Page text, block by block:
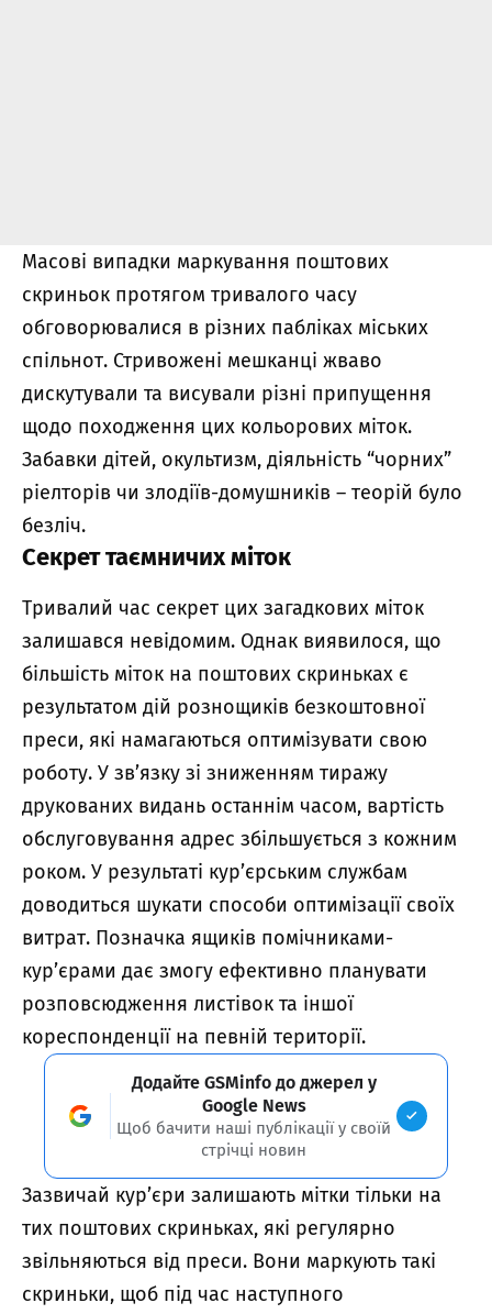
Масові випадки маркування поштових
скриньок протягом тривалого часу
обговорювалися в різних пабліках міських
спільнот. Стривожені мешканці жваво
дискутували та висували різні припущення
щодо походження цих кольорових міток.
Забавки дітей, окультизм, діяльність “чорних”
ріелторів чи злодіїв-домушників – теорій було
безліч.
Секрет таємничих міток
Тривалий час секрет цих загадкових міток
залишався невідомим. Однак виявилося, що
більшість міток на поштових скриньках є
результатом дій рознощиків безкоштовної
преси, які намагаються оптимізувати свою
роботу. У зв’язку зі зниженням тиражу
друкованих видань останнім часом, вартість
обслуговування адрес збільшується з кожним
роком. У результаті кур’єрським службам
доводиться шукати способи оптимізації своїх
витрат. Позначка ящиків помічниками-
кур’єрами дає змогу ефективно планувати
розповсюдження листівок та іншої
кореспонденції на певній території.
Додайте GSMinfo до джерел у
Google News
Щоб бачити наші публікації у своїй
стрічці новин
Зазвичай кур’єри залишають мітки тільки на
тих поштових скриньках, які регулярно
звільняються від преси. Вони маркують такі
скриньки, щоб під час наступного